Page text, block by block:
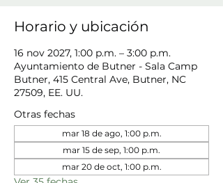
Horario y ubicación
16 nov 2027, 1:00 p.m. – 3:00 p.m.
Ayuntamiento de Butner - Sala Camp
Butner, 415 Central Ave, Butner, NC
27509, EE. UU.
Otras fechas
mar 18 de ago, 1:00 p.m.
mar 15 de sep, 1:00 p.m.
mar 20 de oct, 1:00 p.m.